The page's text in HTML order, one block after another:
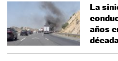
La
años